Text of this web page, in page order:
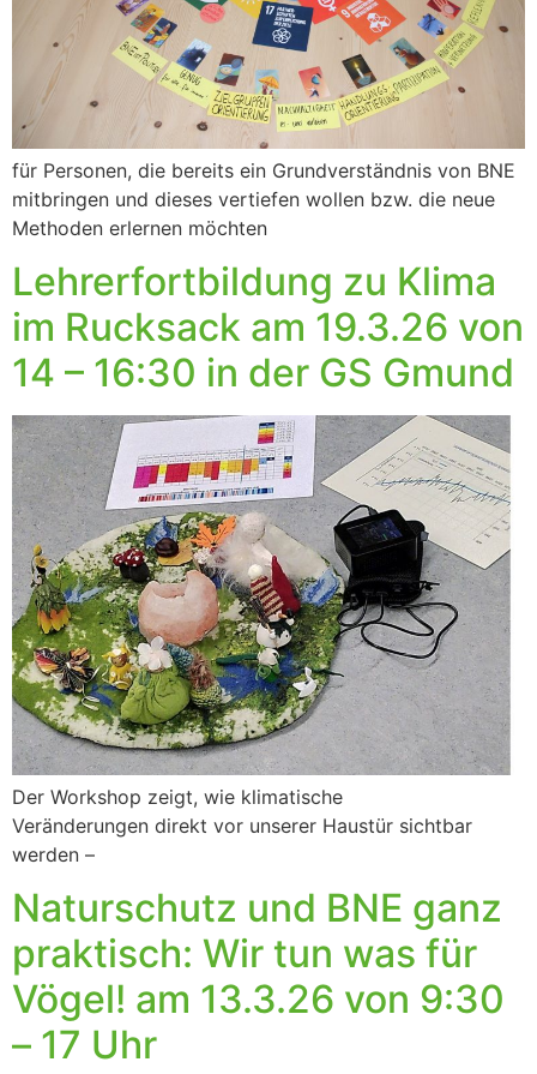
für Personen, die bereits ein Grundverständnis von BNE
mitbringen und dieses vertiefen wollen bzw. die neue
Methoden erlernen möchten
Lehrerfortbildung zu Klima
im Rucksack am 19.3.26 von
14 – 16:30 in der GS Gmund
Der Workshop zeigt, wie klimatische
Veränderungen direkt vor unserer Haustür sichtbar
werden –
Naturschutz und BNE ganz
praktisch: Wir tun was für
Vögel! am 13.3.26 von 9:30
– 17 Uhr